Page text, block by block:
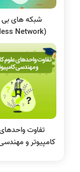
بلاکچین
پایگاه داده
الکترونیک دیجیتال
سیستم عامل
نظریه زبانها
سیگنال و سیستمها
شبکه های
(Wireless Network)
تفاوت
کامپیوتر و